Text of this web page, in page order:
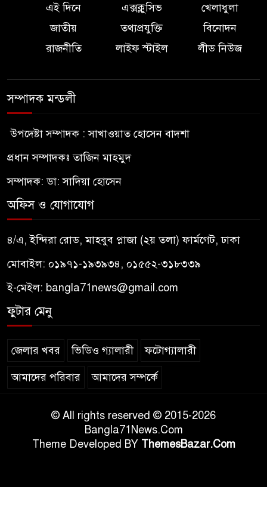
এই দিনে
এক্সক্লুসিভ
খেলাধুলা
জাতীয়
তথ্যপ্রযুক্তি
বিনোদন
রাজনীতি
লাইফ স্টাইল লীড নিউজ
সম্পাদক মন্ডলী
উপদেষ্টা সম্পাদক : সাখাওয়াত হোসেন বাদশা
প্রধান সম্পাদকঃ তাজিন মাহমুদ
সম্পাদক: ডা: সাদিয়া হোসেন
অফিস ও যোগাযোগ
৪/এ, ইন্দিরা রোড, মাহবুব প্লাজা (২য় তলা) ফার্মগেট, ঢাকা
মোবাইল: ০১৯৭১-১৯৩৯৩৪, ০১৫৫২-৩১৮৩৩৯
ই-মেইল: bangla71news@gmail.com
ফুটার মেনু
জেলার খবর ভিডিও গ্যালারী ফটোগ্যালারী
আমাদের পরিবার আমাদের সম্পর্কে
© All rights reserved © 2015-2026
Bangla71News.Com
Theme Developed BY ThemesBazar.Com